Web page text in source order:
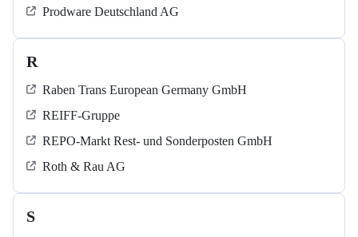
Prodware Deutschland AG
R
Raben Trans European Germany GmbH
REIFF-Gruppe
REPO-Markt Rest- und Sonderposten GmbH
Roth & Rau AG
S